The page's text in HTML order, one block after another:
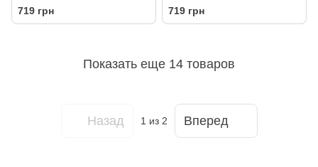
игрушек, освежающий
лимонный аромат
719 грн
очистки анальных игрушек
719 грн
Показать еще 14 товаров
Назад 1 из 2 Вперед